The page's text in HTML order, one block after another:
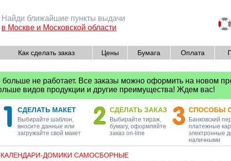
Найди ближайшие пункты выдачи
в Москве и Московской области
Как сделать заказ Цены Бумага Оплата
не работает. Все заказы можно оформить на новом
видов продукции и другие преимущества! Ждем вас!
СДЕЛАТЬ МАКЕТ
Выбирайте шаблон,
вносите данные или
загружайте свой макет
СДЕЛАТЬ ЗАКАЗ
Выбирайте тираж,
бумагу, оформляйте
заказ on-line
СПОСОБЫ
Банковский
платежные
электронные
наличными
КАЛЕНДАРИ-ДОМИКИ САМОСБОРНЫЕ